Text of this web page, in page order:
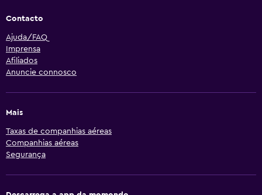
Contacto
Ajuda/FAQ
Imprensa
Afiliados
Anuncie connosco
Mais
Taxas de companhias aéreas
Companhias aéreas
Segurança